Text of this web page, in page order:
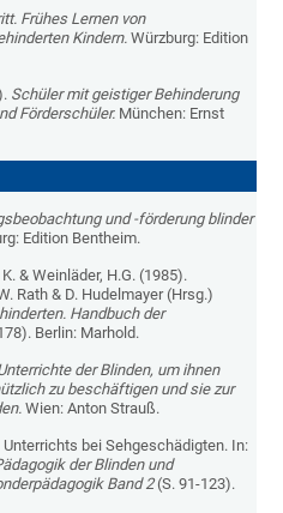
Frühes Lernen von
Kindern. Würzburg: Edition
Schüler mit geistiger Behinderung
Förderschüler. München: Ernst
und -förderung blinder
Edition Bentheim.
& Weinläder, H.G. (1985).
Rath & D. Hudelmayer (Hrsg.)
Handbuch der
Berlin: Marhold.
der Blinden, um ihnen
zu beschäftigen und sie zur
Wien: Anton Strauß.
bei Sehgeschädigten. In:
der Blinden und
Band 2(S. 91-123).